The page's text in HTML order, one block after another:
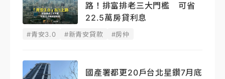
路！排富排老三大門檻 可省
22.5萬房貸利息
#青安3.0 #新青安貸款 #房仲
國產署都更20戶台北星鑽7月底